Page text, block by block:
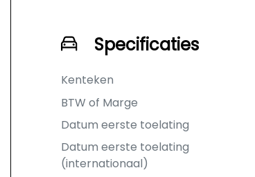
Specificaties
Kenteken
BTW of Marge
Datum eerste toelating
Datum eerste toelating
(internationaal)